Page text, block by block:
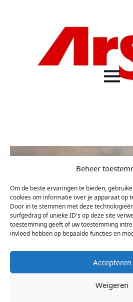
Beheer
Om de beste ervaringen te bieden,
cookies om informatie over je apparaat op
Door in te stemmen met deze
surfgedrag of unieke ID's op deze site
toestemming geeft of uw toestemming
invloed hebben op bepaalde functies en
Accepteren
Weigeren